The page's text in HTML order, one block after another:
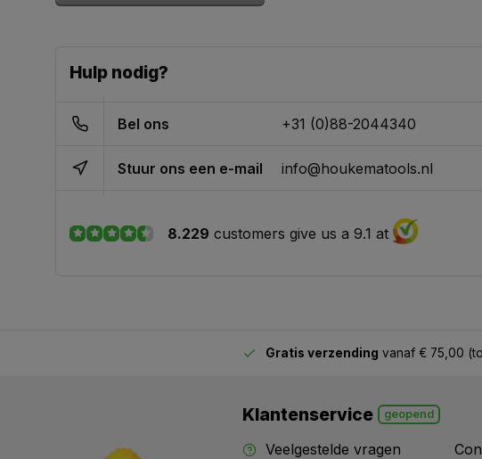
Hulp nodig?
Bel ons +31 (0)88-2044340
Stuur ons een e-mail info@houkematools.nl
8.229 customers give us a 9.1 at
Gratis verzending vanaf € 75,00
Klantenservice geopend
Veelgestelde vragen